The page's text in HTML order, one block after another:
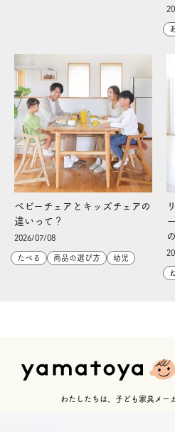
ベビーチェアとキッズチェアの
違いって？
2026/07/08
たべる
商品の選び方 幼児
わたしたちは、子ども家具メー